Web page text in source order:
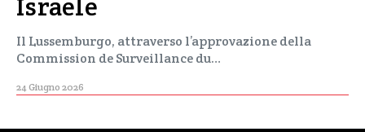
Il Lussemburgo, attraverso l’approvazione della
Commission de Surveillance du…
24 Giugno 2026